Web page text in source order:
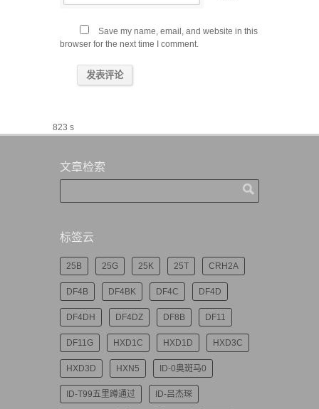
Save my name, email, and website in this
browser for the next time I comment.
823 s
文章检索
标签云
25B 25G 25K 25T CRH2A
DF4B DF4BK DF4C DF4D
DF4DH DF4DZ DF8B DF11
DF11G HXD1C HXD1D HXD3C
HXD3D HXN5 ID-0奥斑马0
ID-T99五里蹲通过 ID-吕杰琛